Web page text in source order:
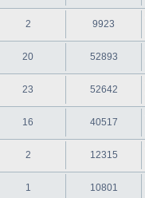
2 9923
20 52893
23 52642
16 40517
2 12315
1 10801